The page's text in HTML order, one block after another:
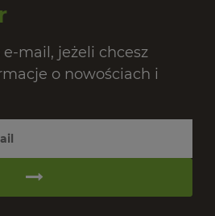
mail, jeżeli chcesz
o nowościach i